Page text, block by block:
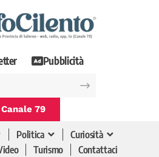
Pubblicità
Canale 79
Politica
Curiosità
Turismo Contattaci